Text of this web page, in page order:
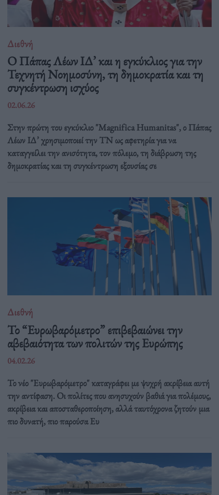
Διεθνή
Ο Πάπας Λέων ΙΔ’ και η εγκύκλιος για την
Τεχνητή Νοημοσύνη, τη δημοκρατία και τη
συγκέντρωση ισχύος
02.06.26
Στην πρώτη του εγκύκλιο "Magnifica Humanitas", ο Πάπας
Λέων ΙΔ’ χρησιμοποιεί την ΤΝ ως αφετηρία για να
καταγγείλει την ανισότητα, τον πόλεμο, τη διάβρωση της
δημοκρατίας και τη συγκέντρωση εξουσίας σε
Διεθνή
Το “Ευρωβαρόμετρο” επιβεβαιώνει την
αβεβαιότητα των πολιτών της Ευρώπης
04.02.26
Το νέο "Ευρωβαρόμετρο" καταγράφει με ψυχρή ακρίβεια αυτή
την αντίφαση. Oι πολίτες που ανησυχούν βαθιά για πολέμους,
ακρίβεια και αποσταθεροποίηση, αλλά ταυτόχρονα ζητούν μια
πιο δυνατή, πιο παρούσα Ευ